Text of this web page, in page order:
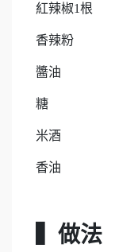
紅辣椒1根
香辣粉
醬油
糖
米酒
香油
▍做法